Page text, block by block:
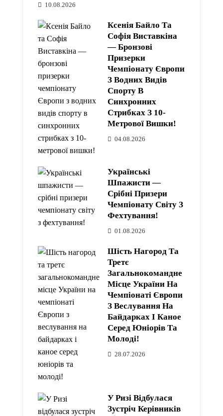
10.08.2026
Ксенія Байло Та
Софія Виставкіна
— Бронзові
Призерки
Чемпіонату Європи
З Водних Видів
Спорту В
Синхронних
Стрибках З 10-
Метрової Вишки!
04.08.2026
Українські
Шпажисти —
Срібні Призери
Чемпіонату Світу З
Фехтування!
01.08.2026
Шість Нагород Та
Третє
Загальнокомандне
Місце України На
Чемпіонаті Європи
З Веслування На
Байдарках І Каное
Серед Юніорів Та
Молоді!
28.07.2026
У Ризі Відбулася
Зустріч Керівників